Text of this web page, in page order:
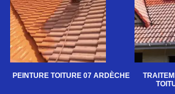
PEINTURE TOITURE 07 ARDÈCHE